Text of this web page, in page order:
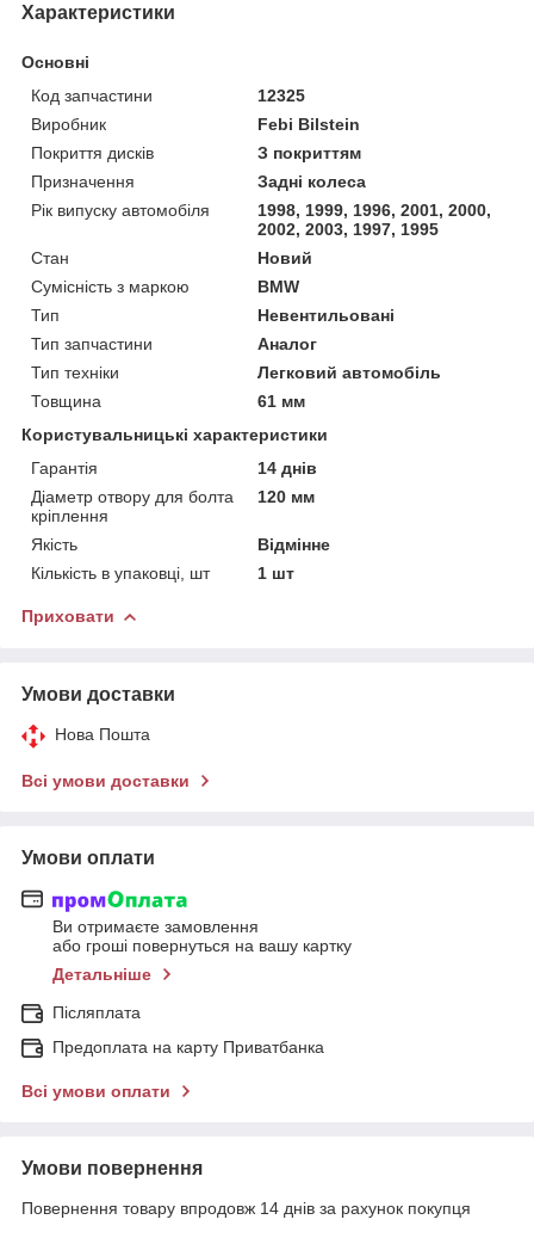
Характеристики
Основні
Код запчастини
12325
Виробник
Febi Bilstein
Покриття дисків
З покриттям
Призначення
Задні колеса
Рік випуску автомобіля
1998, 1999, 1996, 2001, 2000,
2002, 2003, 1997, 1995
Стан
Новий
Сумісність з маркою
BMW
Тип
Невентильовані
Тип запчастини
Аналог
Тип техніки
Легковий автомобіль
Товщина
61 мм
Користувальницькі характеристики
Гарантія
14 днів
Діаметр отвору для болта
кріплення
120 мм
Якість
Відмінне
Кількість в упаковці, шт
1 шт
Приховати
Умови доставки
Нова Пошта
Всі умови доставки
Умови оплати
Ви отримаєте замовлення
або гроші повернуться на вашу картку
Детальніше
Післяплата
Предоплата на карту Приватбанка
Всі умови оплати
Умови повернення
Повернення товару впродовж 14 днів за рахунок покупця